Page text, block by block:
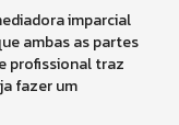
imparcial
ambas as partes
profissional traz
fazer um